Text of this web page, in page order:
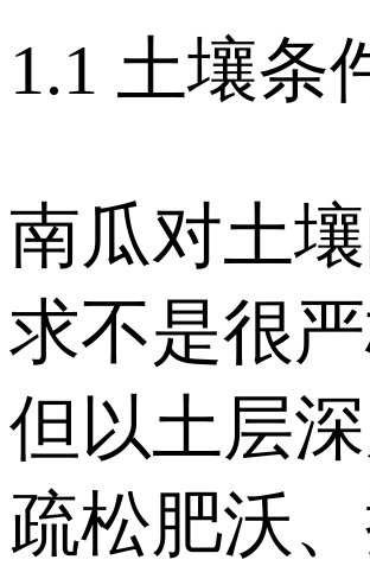
1.1 土壤条
南瓜对土
求不是很严
但以土层深
疏松肥沃